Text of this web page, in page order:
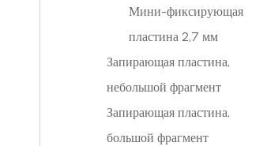
Мини-фиксирующая
пластина 2,7 мм
Запирающая пластина,
небольшой фрагмент
Запирающая пластина,
большой фрагмент